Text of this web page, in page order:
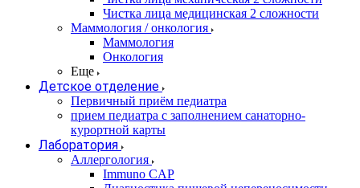
Чистка лица медицинская 2 сложности
Маммология / онкология
Маммология
Онкология
Еще
Детское отделение
Первичный приём педиатра
прием педиатра с заполнением санаторно-
курортной карты
Лаборатория
Аллергология
Immuno CAP